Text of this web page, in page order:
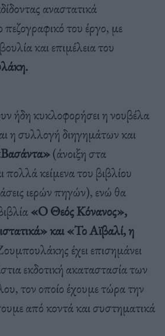
αναστατικά
του έργο, με
και επιμέλεια του
ήδη κυκλοφορήσει η νουβέλα
η συλλογή διηγημάτων και
(άνοιξη στα
πολλά κείμενα του βιβλίου
ιερών πηγών), ενώ θα
«Ο Θεός Κόνανος»,
και «Το Αϊβαλί, η
έχει επισημάνει
εκδοτική ακαταστασία των
τον οποίο έχουμε τώρα την
από κοντά και συστηματικά